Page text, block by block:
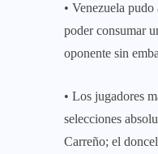
• Venezuela
poder consumar
oponente sin
• Los jugadores
selecciones
Carreño; el